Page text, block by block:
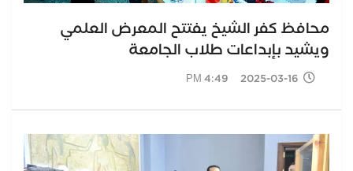
محافظ كفر الشيخ يفتتح المعرض العلمي
ويشيد بإبداعات طلاب الجامعة
2025-03-16 4:49 PM